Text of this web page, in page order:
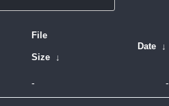
File
Size ↓
Date ↓
- -